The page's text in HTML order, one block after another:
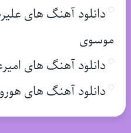
دانلود آهنگ های
موسوی
دانلود آهنگ های
دانلود آهنگ های